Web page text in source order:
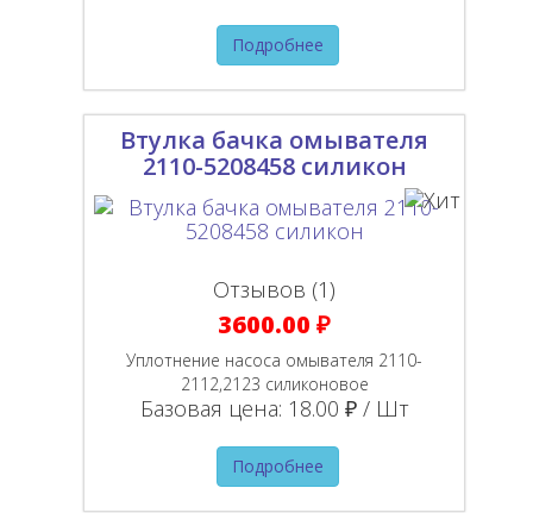
Подробнее
Втулка бачка омывателя
2110-5208458 силикон
Отзывов (1)
3600.00 ₽
Уплотнение насоса омывателя 2110-
2112,2123 силиконовое
Базовая цена: 18.00 ₽ / Шт
Подробнее